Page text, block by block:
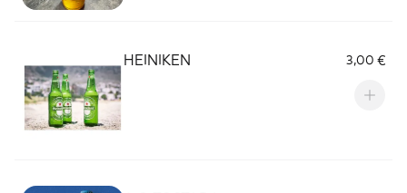
HEINIKEN 3,00 €